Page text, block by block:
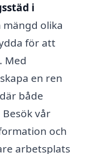
i
olika
för att
Med
en ren
både
vår
och
arbetsplats